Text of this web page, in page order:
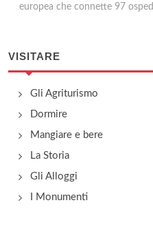
europea che connette 97
VISITARE
Gli Agriturismo
Dormire
Mangiare e bere
La Storia
Gli Alloggi
I Monumenti